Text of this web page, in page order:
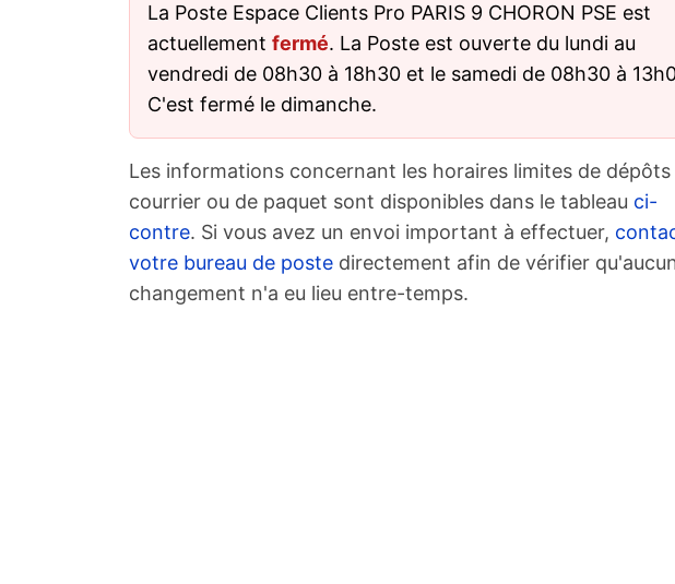
La Poste Espace Clients Pro PARIS 9 CHORON PSE est
actuellement fermé. La Poste est ouverte du lundi au
vendredi de 08h30 à 18h30 et le samedi de 08h30 à
C'est fermé le dimanche.
Les informations concernant les horaires limites de dépôts
courrier ou de paquet sont disponibles dans le tableau ci-
contre. Si vous avez un envoi important à effectuer,
votre bureau de poste directement afin de vérifier
changement n'a eu lieu entre-temps.